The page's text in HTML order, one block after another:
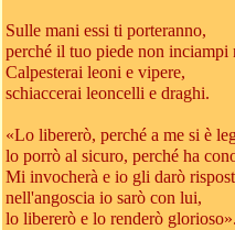
Sulle mani essi ti porteranno,
perché il tuo piede non inciampi
Calpesterai leoni e vipere,
schiaccerai leoncelli e draghi.
«Lo libererò, perché a me si è
lo porrò al sicuro, perché ha
Mi invocherà e io gli darò
nell'angoscia io sarò con lui,
lo libererò e lo renderò